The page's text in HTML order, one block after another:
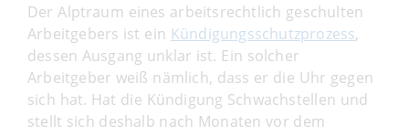
Der Alptraum eines arbeitsrechtlich geschulten
Arbeitgebers ist ein Kündigungsschutzprozess,
dessen Ausgang unklar ist. Ein solcher
Arbeitgeber weiß nämlich, dass er die Uhr gegen
sich hat. Hat die Kündigung Schwachstellen und
stellt sich deshalb nach Monaten vor dem